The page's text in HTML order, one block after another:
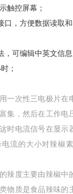
触控屏幕；
口，方便数据读取
，可编辑中英文信
；
一次性三电极片在
集，然后在工作电
时电流信号在显示
流的大小对辣椒
辣度主要由辣椒中
物质是食品辣味的